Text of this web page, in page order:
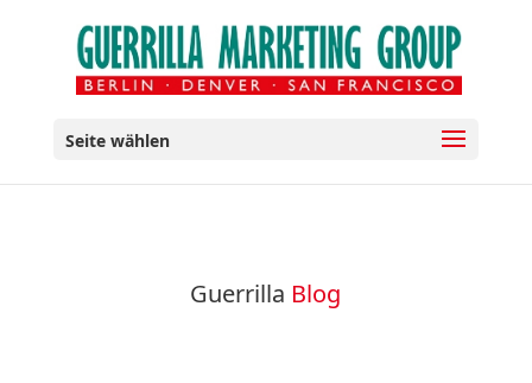
Seite wählen
Guerrilla Blog